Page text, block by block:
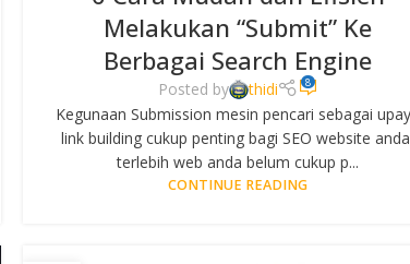
Melakukan “Submit” Ke
Berbagai Search Engine
Posted by thidi 8
Kegunaan Submission mesin pencari sebagai
link building cukup penting bagi SEO website
terlebih web anda belum cukup p...
CONTINUE READING